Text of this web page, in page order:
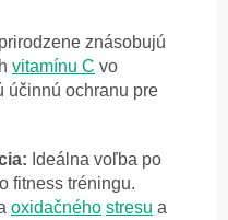
znásobujú
vitamínu C vo
účinnú ochranu pre
Ideálna voľba po
fitness tréningu.
oxidačného stresu a